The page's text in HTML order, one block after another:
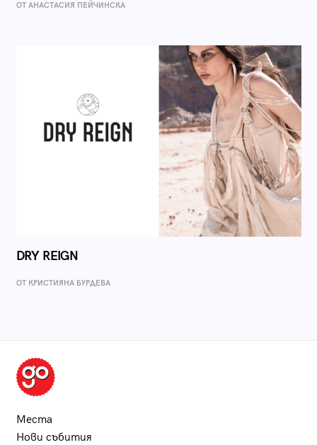
ОТ AНАСТАСИЯ ПЕЙЧИНСКА
DRY REIGN
ОТ КРИСТИЯНА БУРДЕВА
Места
Нови събития